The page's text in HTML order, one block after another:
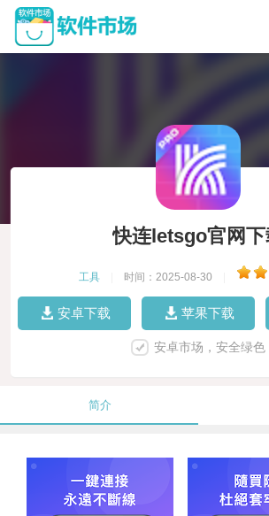
快连letsgo官网下
工具 时间：2025-08-30
安卓下载 苹果下载
安卓市场，安全绿色
简介